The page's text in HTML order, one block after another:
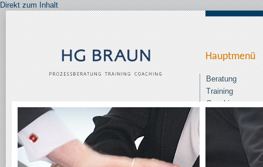
Direkt zum Inhalt
Hauptmenü
Beratung
Training
Coaching